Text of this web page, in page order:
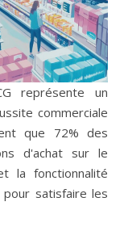
représente un
commerciale
que 72% des
d'achat sur le
la fonctionnalité
satisfaire les